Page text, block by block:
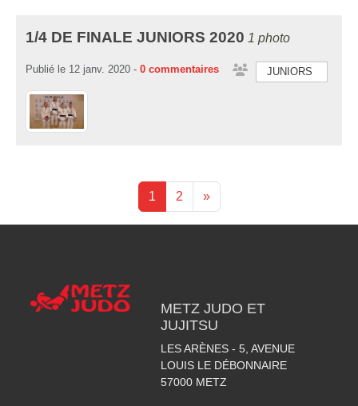
1/4 DE FINALE JUNIORS 2020 1 photo
JUNIORS
Publié le 12 janv. 2020 - 0 commentaires
1 2 »
METZ JUDO ET
JUJITSU
LES ARÈNES - 5, AVENUE
LOUIS LE DÉBONNAIRE
57000 METZ